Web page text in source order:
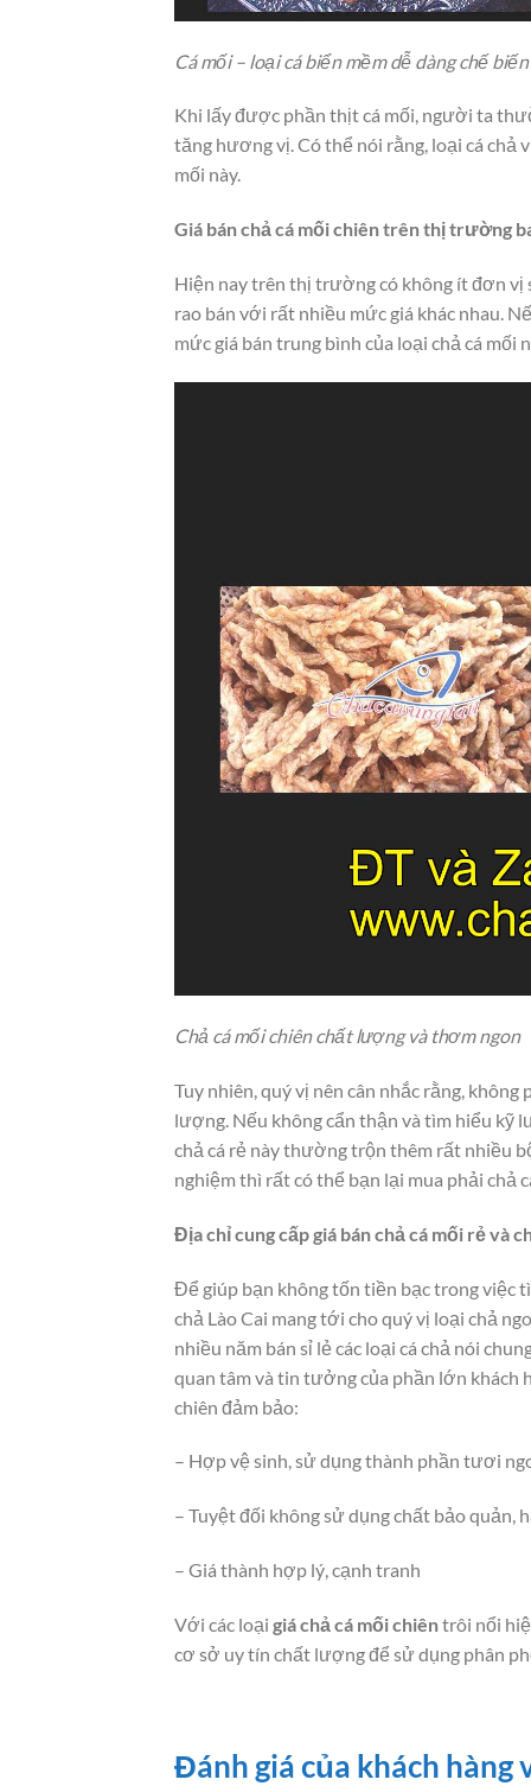
Cá mối – loại cá biển mềm dễ dàng chế
Khi lấy được phần thịt cá mối, người ta
tăng hương vị. Có thể nói rằng, loại cá chả
mối này.
Giá bán chả cá mối chiên trên thị trường
Hiện nay trên thị trường có không ít đơn vị
rao bán với rất nhiều mức giá khác nhau.
mức giá bán trung bình của loại chả cá
Chả cá mối chiên chất lượng và thơm ngon
Tuy nhiên, quý vị nên cân nhắc rằng, không
lượng. Nếu không cẩn thận và tìm hiểu kỹ
chả cá rẻ này thường trộn thêm rất nhiều
nghiệm thì rất có thể bạn lại mua phải
Địa chỉ cung cấp giá bán chả cá mối rẻ và
Để giúp bạn không tốn tiền bạc trong việc
chả Lào Cai mang tới cho quý vị loại chả
nhiều năm bán sỉ lẻ các loại cá chả nói
quan tâm và tin tưởng của phần lớn khách
chiên đảm bảo:
– Hợp vệ sinh, sử dụng thành phần tươi
– Tuyệt đối không sử dụng chất bảo quản,
– Giá thành hợp lý, cạnh tranh
Với các loại giá chả cá mối chiêntrôi nổi
cơ sở uy tín chất lượng để sử dụng phân
Đánh giá của khách hàng